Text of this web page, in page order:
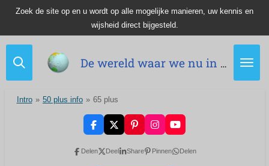
hoofdinhoud
De wereld waar we nu in leven.
Zoek de site op en u wordt op alle mogelijke manieren, uw kennis en
wijsheid direct bijgesteld.
Intro » 50 plus info » 65 plus
F
a
e
X
P
i
t
I
n
t
Y
o
u
T
Delen Deel Share Pinnen Delen